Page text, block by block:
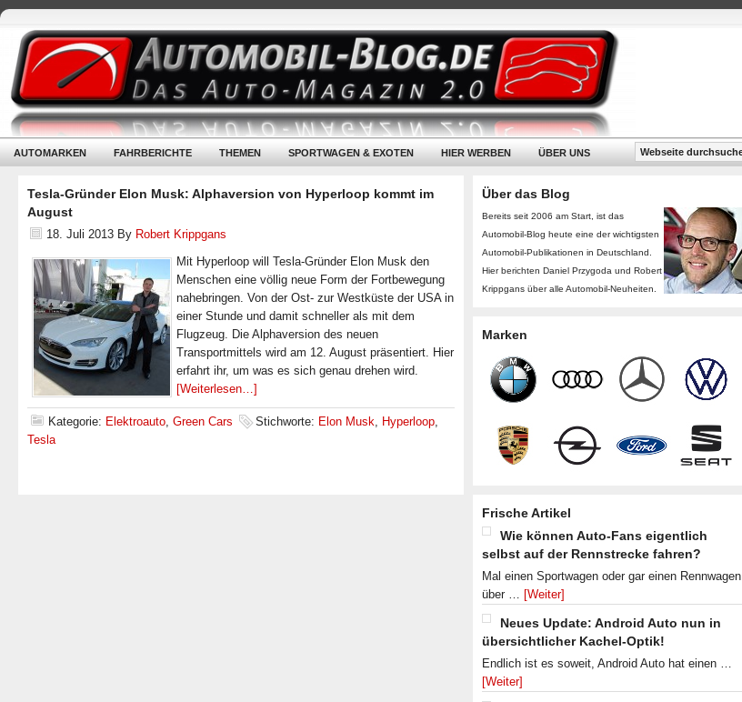
AUTOMARKEN FAHRBERICHTE THEMEN SPORTWAGEN & EXOTEN HIER WERBEN ÜBER UNS
Tesla-Gründer Elon Musk: Alphaversion von Hyperloop kommt im
August
18. Juli 2013 By Robert Krippgans
Mit Hyperloop will Tesla-Gründer Elon Musk den
Menschen eine völlig neue Form der Fortbewegung
nahebringen. Von der Ost- zur Westküste der USA in
einer Stunde und damit schneller als mit dem
Flugzeug. Die Alphaversion des neuen
Transportmittels wird am 12. August präsentiert. Hier
erfahrt ihr, um was es sich genau drehen wird.
[Weiterlesen…]
Kategorie: Elektroauto, Green Cars Stichworte: Elon Musk, Hyperloop,
Tesla
Über das Blog
Bereits seit 2006 am Start, ist das
Automobil-Blog heute eine der wichtigsten
Automobil-Publikationen in Deutschland.
Hier berichten Daniel Przygoda und Robert
Krippgans über alle Automobil-Neuheiten.
Marken
Frische Artikel
Wie können Auto-Fans eigentlich
selbst auf der Rennstrecke fahren?
Mal einen Sportwagen oder gar einen Rennwagen
über … [Weiter]
Neues Update: Android Auto nun in
übersichtlicher Kachel-Optik!
Endlich ist es soweit, Android Auto hat einen …
[Weiter]